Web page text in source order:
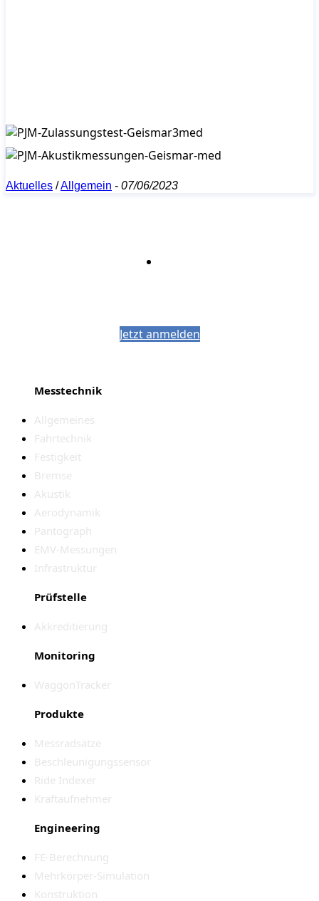
Aktuelles /Allgemein - 07/06/2023
Jetzt anmelden
Messtechnik
Allgemeines
Fahrtechnik
Festigkeit
Bremse
Akustik
Aerodynamik
Pantograph
EMV-Messungen
Infrastruktur
Prüfstelle
Akkreditierung
Monitoring
WaggonTracker
Produkte
Messradsätze
Beschleunigungssensor
Ride Indexer
Kraftaufnehmer
Engineering
FE-Berechnung
Mehrkörper-Simulation
Konstruktion